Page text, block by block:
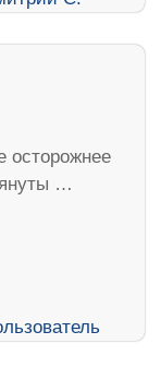
осторожнее
…